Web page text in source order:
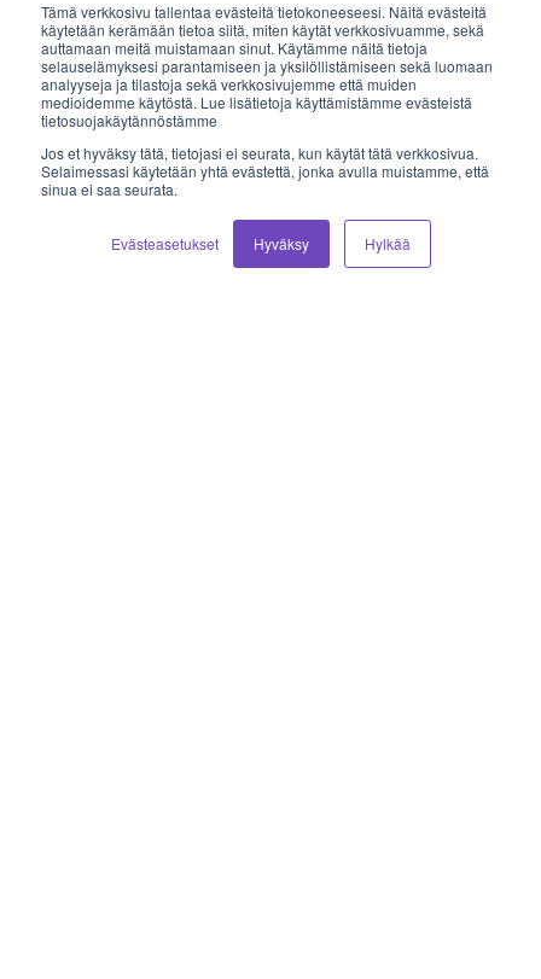
Tämä verkkosivu tallentaa evästeitä tietokoneeseesi. Näitä evästeitä
käytetään kerämään tietoa siitä, miten käytät verkkosivuamme, sekä
auttamaan meitä muistamaan sinut. Käytämme näitä tietoja
selauselämyksesi parantamiseen ja yksilöllistämiseen sekä luomaan
analyyseja ja tilastoja sekä verkkosivujemme että muiden
medioidemme käytöstä. Lue lisätietoja käyttämistämme evästeistä
tietosuojakäytännöstämme
Jos et hyväksy tätä, tietojasi ei seurata, kun käytät tätä verkkosivua.
Selaimessasi käytetään yhtä evästettä, jonka avulla muistamme, että
sinua ei saa seurata.
Evästeasetukset Hyväksy Hylkää
Puhelin
Myynti03 410 90 419
(ma-pe, klo 10-15)
Laskutus03 410 90 418
(ma-pe, klo 10-15)
(ma-to, klo 10-16)